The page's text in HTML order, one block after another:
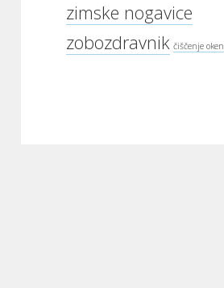
zimske nogavice
zobozdravnik čiščenje oken